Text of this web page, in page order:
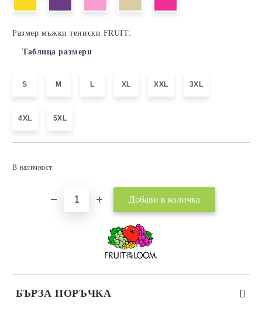
Размер мъжки тениски FRUIT:
Таблица размери
S M L XL XXL 3XL
4XL 5XL
В наличност
БЪРЗА ПОРЪЧКА